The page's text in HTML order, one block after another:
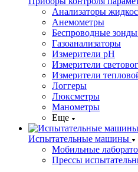
Анализаторы
Анемометры
Беспроводные зонды
Газоанализаторы
Измерители pH
Измерители
Измерители
Логгеры
Люксметры
Манометры
Еще
Испытательные машины
Мобильные
Прессы